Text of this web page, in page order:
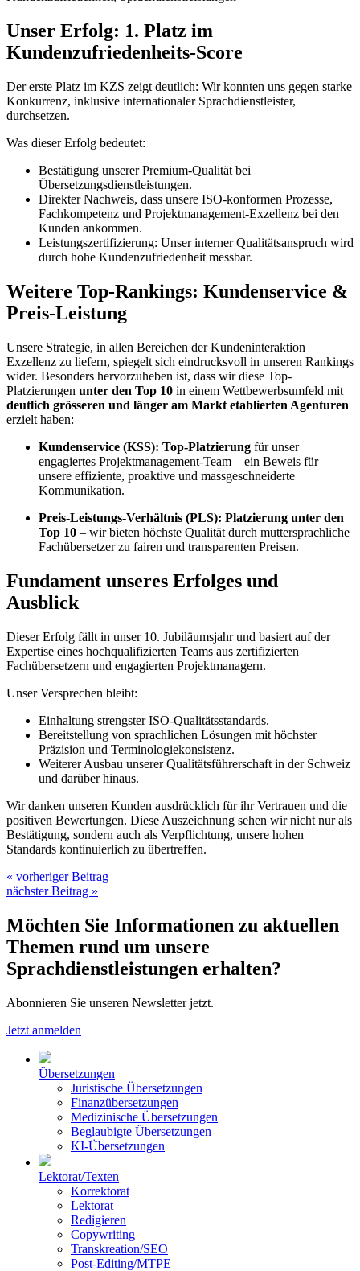
Unser Erfolg: 1. Platz im
Kundenzufriedenheits-Score
Der erste Platz im KZS zeigt deutlich: Wir konnten uns gegen starke
Konkurrenz, inklusive internationaler Sprachdienstleister,
durchsetzen.
Was dieser Erfolg bedeutet:
Bestätigung unserer Premium-Qualität bei
Übersetzungsdienstleistungen.
Direkter Nachweis, dass unsere ISO-konformen Prozesse,
Fachkompetenz und Projektmanagement-Exzellenz bei den
Kunden ankommen.
Leistungszertifizierung: Unser interner Qualitätsanspruch wird
durch hohe Kundenzufriedenheit messbar.
Weitere Top-Rankings: Kundenservice &
Preis-Leistung
Unsere Strategie, in allen Bereichen der Kundeninteraktion
Exzellenz zu liefern, spiegelt sich eindrucksvoll in unseren Rankings
wider. Besonders hervorzuheben ist, dass wir diese Top-
Platzierungen unter den Top 10 in einem Wettbewerbsumfeld mit
deutlich grösseren und länger am Markt etablierten Agenturen
erzielt haben:
Kundenservice (KSS): Top-Platzierung für unser
engagiertes Projektmanagement-Team – ein Beweis für
unsere effiziente, proaktive und massgeschneiderte
Kommunikation.
Preis-Leistungs-Verhältnis (PLS): Platzierung unter den
Top 10 – wir bieten höchste Qualität durch muttersprachliche
Fachübersetzer zu fairen und transparenten Preisen.
Fundament unseres Erfolges und
Ausblick
Dieser Erfolg fällt in unser 10. Jubiläumsjahr und basiert auf der
Expertise eines hochqualifizierten Teams aus zertifizierten
Fachübersetzern und engagierten Projektmanagern.
Unser Versprechen bleibt:
Einhaltung strengster ISO-Qualitätsstandards.
Bereitstellung von sprachlichen Lösungen mit höchster
Präzision und Terminologiekonsistenz.
Weiterer Ausbau unserer Qualitätsführerschaft in der Schweiz
und darüber hinaus.
Wir danken unseren Kunden ausdrücklich für ihr Vertrauen und die
positiven Bewertungen. Diese Auszeichnung sehen wir nicht nur als
Bestätigung, sondern auch als Verpflichtung, unsere hohen
Standards kontinuierlich zu übertreffen.
« vorheriger Beitrag
nächster Beitrag »
Möchten Sie Informationen zu aktuellen
Themen rund um unsere
Sprachdienstleistungen erhalten?
Abonnieren Sie unseren Newsletter jetzt.
Jetzt anmelden
Übersetzungen
Juristische Übersetzungen
Finanzübersetzungen
Medizinische Übersetzungen
Beglaubigte Übersetzungen
KI-Übersetzungen
Lektorat/Texten
Korrektorat
Lektorat
Redigieren
Copywriting
Transkreation/SEO
Post-Editing/MTPE